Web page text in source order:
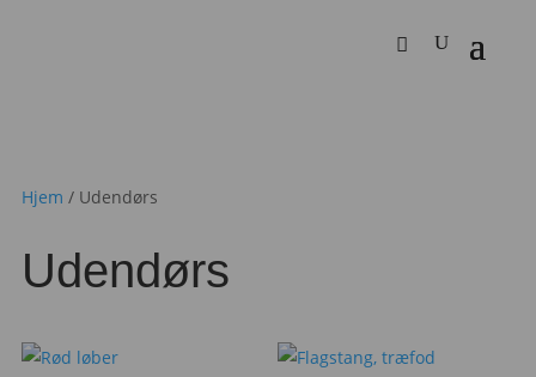
Hjem / Udendørs
Udendørs